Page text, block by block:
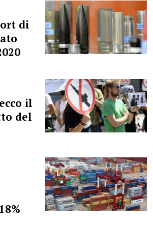
di
il
del